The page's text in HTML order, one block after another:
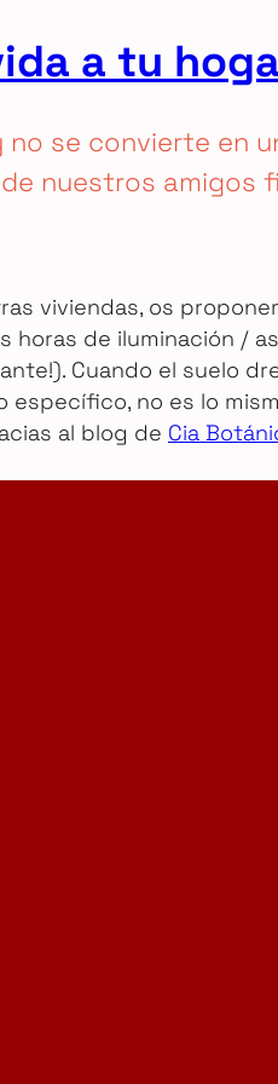
a tu
se convierte en
nuestros amigos
viviendas, os
horas de iluminación /
Cuando el suelo
no es lo
al blog de Cia